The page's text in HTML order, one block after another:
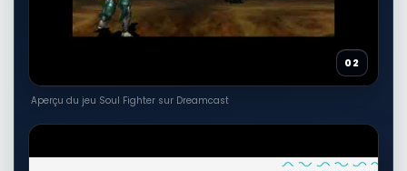
27,00 EUR
Voir sur Rakuten →
🎮
RÉSULTAT RAKUTEN À VÉRIFIER
The Cosmic Tapestry: The Fight for
25,97 EUR
02
Aperçu du jeu Soul Fighter sur Dreamcast